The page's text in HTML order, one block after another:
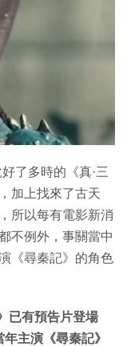
了多時的《真·三
加上找來了古天
所以每有電影新消
不例外，事關當中
《尋秦記》的角色
已有預告片登場
主演《尋秦記》